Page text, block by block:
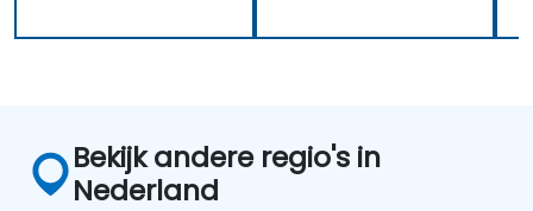
Bekijk andere regio's in
Nederland